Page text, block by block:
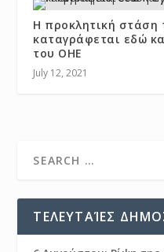
Η προκλητική στάση
καταγράφεται εδώ
του ΟΗΕ
July 12, 2021
ΤΕΛΕΥΤΑΊΕΣ